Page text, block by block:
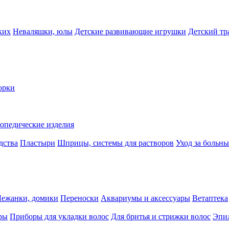
Неваляшки, юлы Детские развивающие игрушки Детский
изделия
Пластыри Шприцы, системы для растворов Уход за
домики Переноски Аквариумы и аксессуары Ветаптека
Приборы для укладки волос Для бритья и стрижки волос